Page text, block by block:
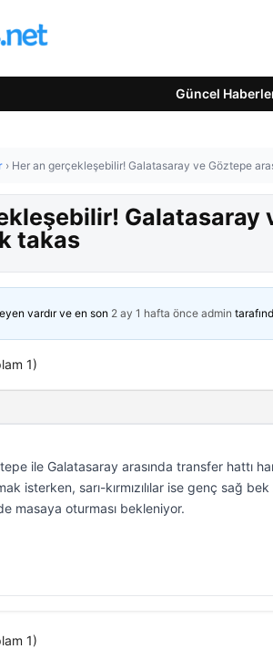
Güncel
› Her an gerçekleşebilir! Galatasaray ve Göztepe
Galatasaray
takas
vardır ve en son 2 ay 1 hafta önce admin
1)
ile Galatasaray arasında transfer hattı
isterken, sarı-kırmızılılar ise genç sağ
masaya oturması bekleniyor.
1)